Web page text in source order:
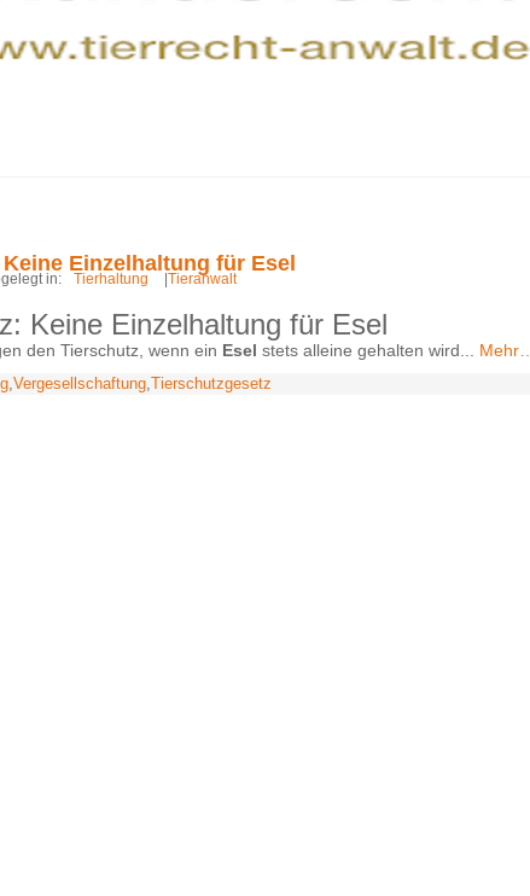
Einzelhaltung für Esel
in: Tierhaltung Tieranwalt
Keine Einzelhaltung für Esel
den Tierschutz, wenn ein Esel stets alleine gehalten wird...
,Vergesellschaftung, Tierschutzgesetz